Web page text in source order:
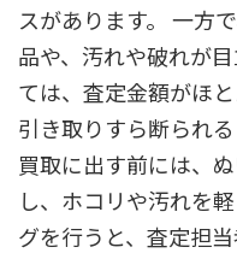
スがあります。 一方
品や、汚れや破れが
ては、査定金額がほ
引き取りすら断られ
買取に出す前には、
し、ホコリや汚れを
グを行うと、査定担